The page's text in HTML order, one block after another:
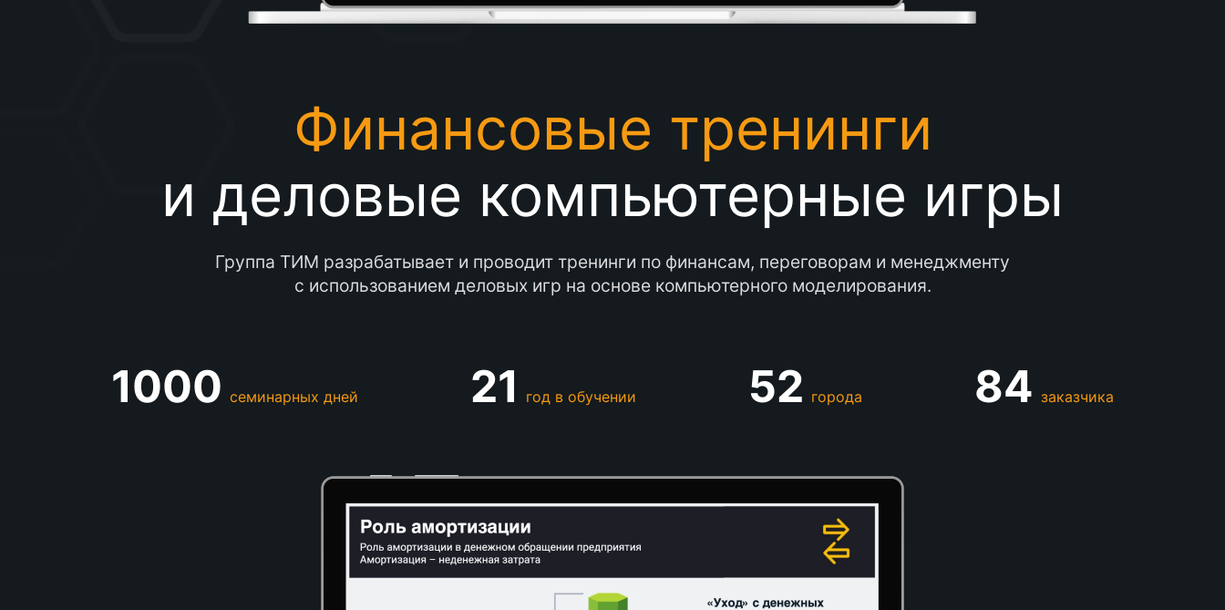
Финансовые тренинги
и деловые компьютерные игры
Группа ТИМ разрабатывает и проводит тренинги по финансам, переговорам и менеджменту
с использованием деловых игр на основе компьютерного моделирования.
1000 семинарных дней 21 год в обучении 52 города 84 заказчика